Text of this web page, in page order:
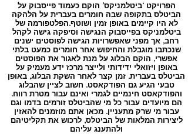
הפרויקט ‘ביטלמניקס’ הוקם כעמוד פייסבוק על
הביטלס בתקופה שבה חומרים בעברית על הלהקה
לא היו קיימים באופן זמין ושוטף.הפלטפורמה של
ביטלמניקס בפייסבוק הנגישה וסיפקה גישה לקהל
רחב, אך מפני שאפשרויות הגישה לפוסטים ישנים
שנכתבו מוגבלת והחיפוש אחר חומרים כמעט בלתי
אפשרי, הוקם הבלוג על מנת לאגור את הפוסטים
באופן ויזואלי ידידותי ולייצר מרכז ידע מעמיק על
הביטלס בעברית. זמן קצר לאחר השקת הבלוג, באופן
טבעי הגיע גם הפודקאסט. חשוב לציין שהבלוג
והפודקאסט חינמיים לגמרי ואינם עבור מטרת רווח.
הם מיועדים עבור כל מי שהביטלס זורמים בדמו וגם
עבור מי שרק מתעניין. מכאן אתם מוזמנים להאזין
ליצירות המלאות של הביטלס, לרכוש את תקליטיהם
ולהתענג עליהם